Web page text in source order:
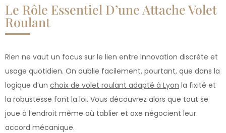
Le Rôle Essentiel D’une Attache Volet
Roulant
Rien ne vaut un focus sur le lien entre innovation discrète et
usage quotidien. On oublie facilement, pourtant, que dans la
logique d’un choix de volet roulant adapté à Lyon la fixité et
la robustesse font la loi. Vous découvrez alors que tout se
joue à l’endroit même où tablier et axe négocient leur
accord mécanique.